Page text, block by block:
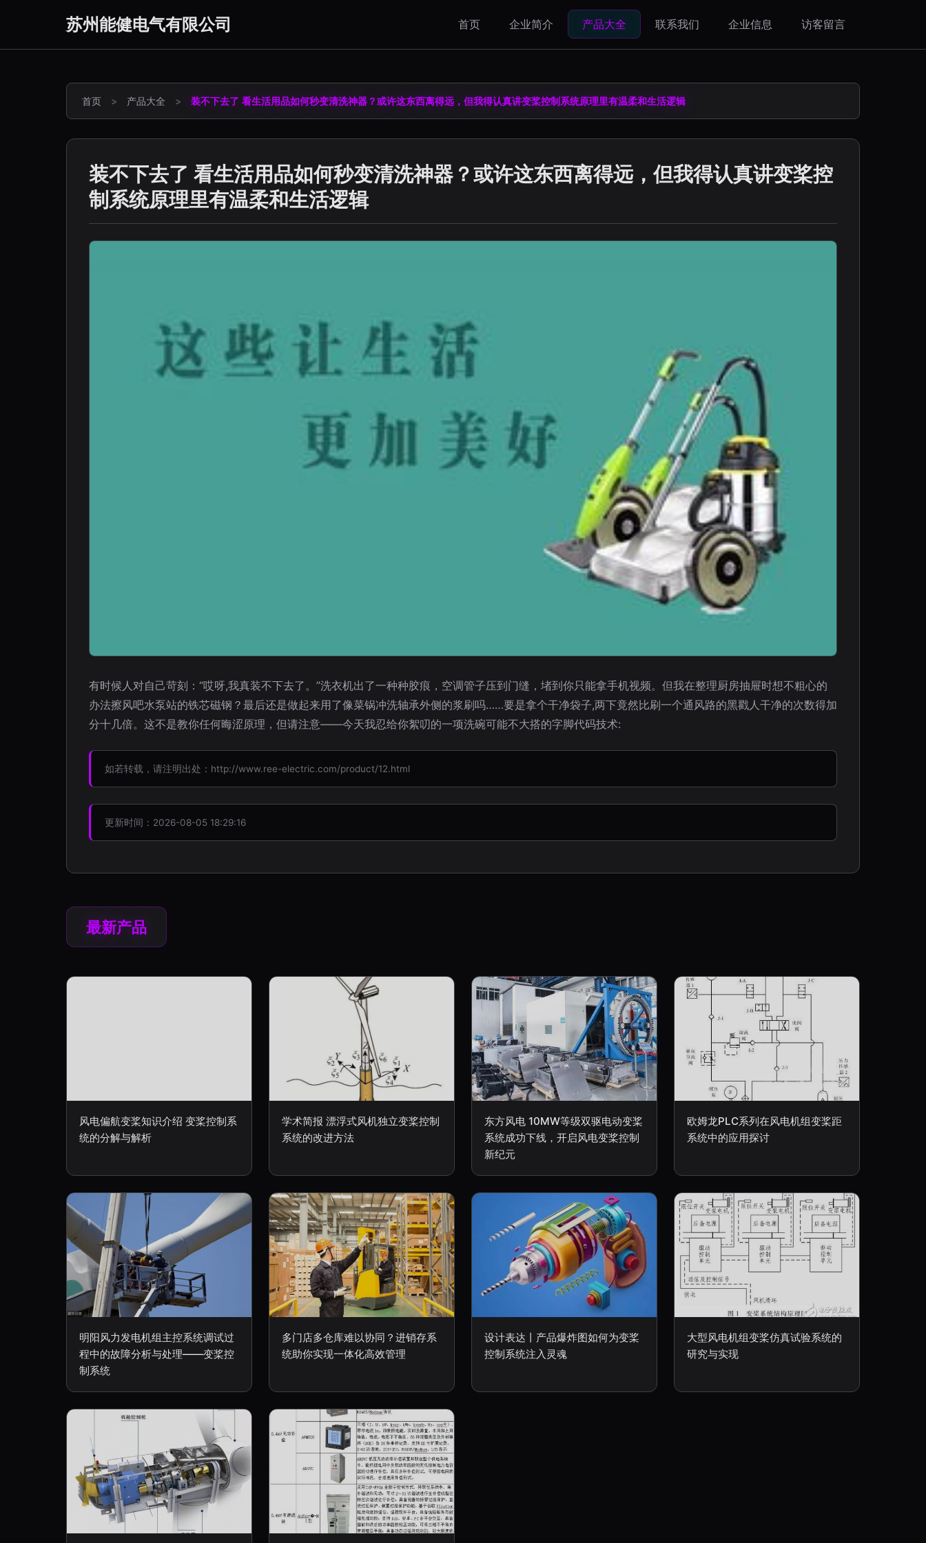
苏州能健电气有限公司 首页 企业简介 产品大全 联系我们 企业信息 访客留言
首页 > 产品大全 > 装不下去了 看生活用品如何秒变清洗神器？或许这东西离得远，但我得认真讲变桨控制系统原理里有温柔和生活逻辑
装不下去了 看生活用品如何秒变清洗神器？或许这东西离得远，但我得认真讲变桨控
制系统原理里有温柔和生活逻辑
有时候人对自己苛刻：“哎呀,我真装不下去了。”洗衣机出了一种种胶痕，空调管子压到门缝，堵到你只能拿手机视频。但我在整理厨房抽屉时想不粗心的
办法擦风吧水泵站的铁芯磁钢？最后还是做起来用了像菜锅冲洗轴承外侧的浆刷吗……要是拿个干净袋子,两下竟然比刷一个通风路的黑戳人干净的次数得加
分十几倍。这不是教你任何晦涩原理，但请注意——今天我忍给你絮叨的一项洗碗可能不大搭的字脚代码技术:
如若转载，请注明出处：http://www.ree-electric.com/product/12.html
更新时间：2026-08-05 18:29:16
最新产品
风电偏航变桨知识介绍 变桨控制系
统的分解与解析
学术简报 漂浮式风机独立变桨控制
系统的改进方法
东方风电 10MW等级双驱电动变桨
系统成功下线，开启风电变桨控制
新纪元
欧姆龙PLC系列在风电机组变桨距
系统中的应用探讨
明阳风力发电机组主控系统调试过
程中的故障分析与处理——变桨控
制系统
多门店多仓库难以协同？进销存系
统助你实现一体化高效管理
设计表达丨产品爆炸图如何为变桨
控制系统注入灵魂
大型风电机组变桨仿真试验系统的
研究与实现